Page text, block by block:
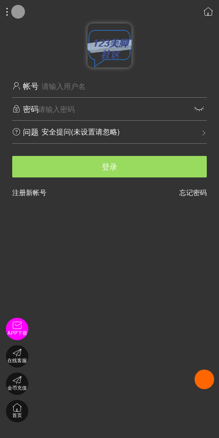
 
 帐号
 密码 
 问题 
安全提问(未设置请忽略)
登录
忘记密码
注册新帐号

APP下载

在线客服

金币充值

首页